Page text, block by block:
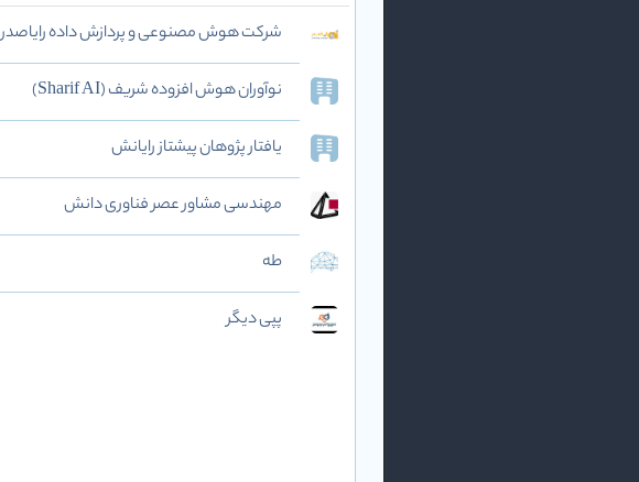
شرکت هوش مصنوعی و پردازش داده رایاصدر
نوآوران هوش افزوده‌ شریف (Sharif AI)
یافتار پژوهان پیشتاز رایانش
مهندسی مشاور عصر فناوری دانش
طه
پپی دیگر